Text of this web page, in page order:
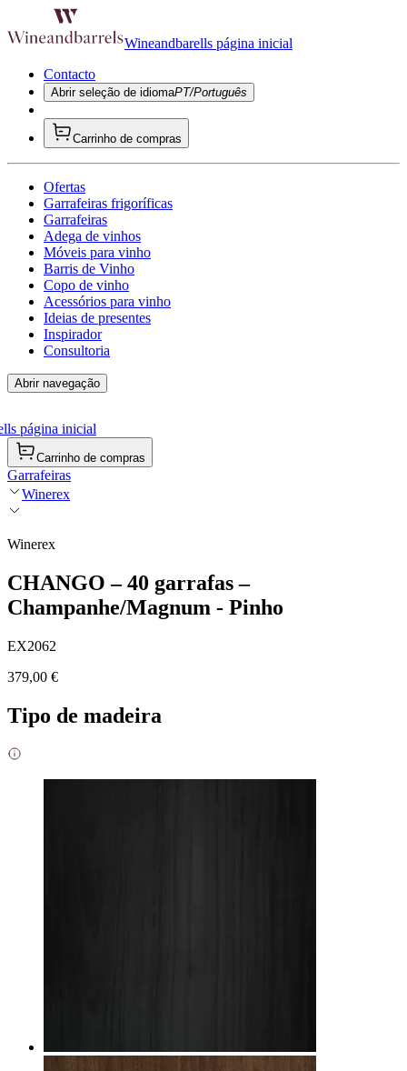
Wineandbarells página inicial
Contacto
Abrir seleção de idiomaPT/Português
Carrinho de compras
Ofertas
Garrafeiras frigoríficas
Garrafeiras
Adega de vinhos
Móveis para vinho
Barris de Vinho
Copo de vinho
Acessórios para vinho
Ideias de presentes
Inspirador
Consultoria
Abrir navegação
página inicial
Carrinho de compras
Garrafeiras
Winerex
Winerex
CHANGO – 40 garrafas –
Champanhe/Magnum - Pinho
EX2062
379,00 €
Tipo de madeira